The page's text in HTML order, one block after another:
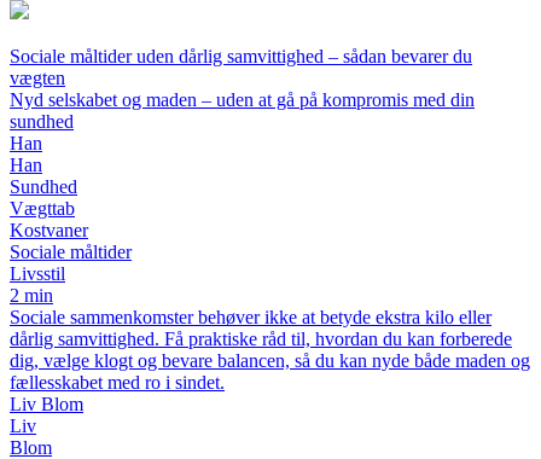
Sociale måltider uden dårlig samvittighed – sådan bevarer du
vægten
Nyd selskabet og maden – uden at gå på kompromis med din
sundhed
Han
Han
Sundhed
Vægttab
Kostvaner
Sociale måltider
Livsstil
2 min
Sociale sammenkomster behøver ikke at betyde ekstra kilo eller
dårlig samvittighed. Få praktiske råd til, hvordan du kan forberede
dig, vælge klogt og bevare balancen, så du kan nyde både maden og
fællesskabet med ro i sindet.
Liv Blom
Liv
Blom